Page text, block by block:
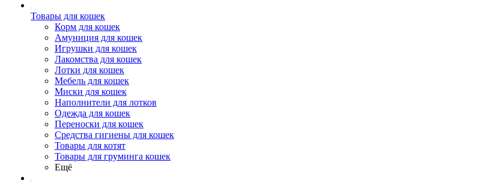
Товары для кошек
Корм для кошек
Амуниция для кошек
Игрушки для кошек
Лакомства для кошек
Лотки для кошек
Мебель для кошек
Миски для кошек
Наполнители для лотков
Одежда для кошек
Переноски для кошек
Средства гигиены для кошек
Товары для котят
Товары для груминга кошек
Ещё